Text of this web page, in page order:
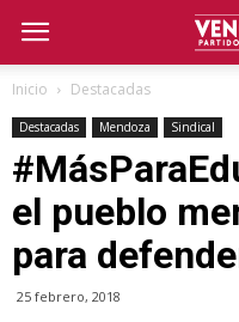
Inicio Destacadas
Destacadas Mendoza Sindical
el pueblo
para
25 febrero, 2018